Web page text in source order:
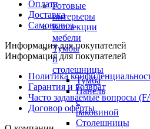
Готовые
интерьеры
Коллекции
мебели
Тумбы
и
столешницы
Тумба
Панель
с
раковиной
Столешницы
Оплата
Доставка
Самовывоз
Информация для покупателей
Информация для покупателей
Политика
Гарантия и возврат
Часто задаваемые вопросы
Договор оферты